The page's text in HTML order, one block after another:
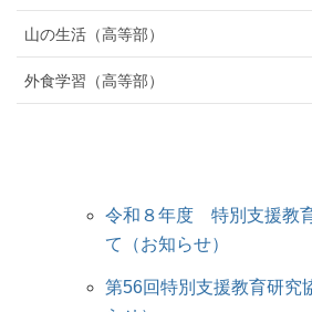
山の生活（高等部）
外食学習（高等部）
令和８年度 特別支援教
て（お知らせ）
第56回特別支援教育研究